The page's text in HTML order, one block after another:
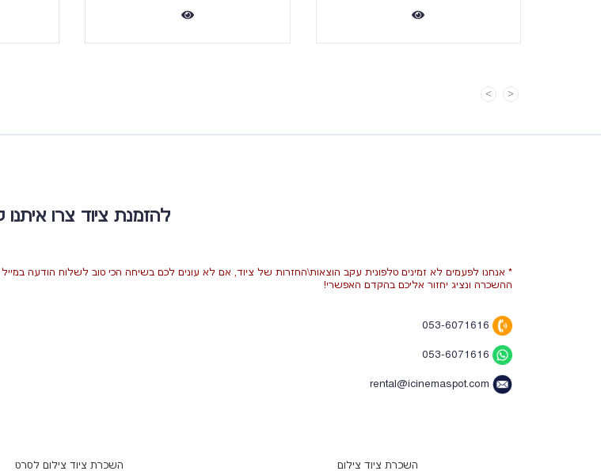
להזמנת ציוד צרו
* אנחנו לפעמים לא זמינים טלפונית עקב הוצאות\החזרות של ציוד, אם לא עונים לכם בשיחה הכי טוב לשלוח הודעה במייל
ההשכרה ונציג יחזור אליכם בהקדם האפשרי!
053-6071616
053-6071616
rental@icinemaspot.com
השכרת ציוד צילום
השכרת ציוד צילום לסרט